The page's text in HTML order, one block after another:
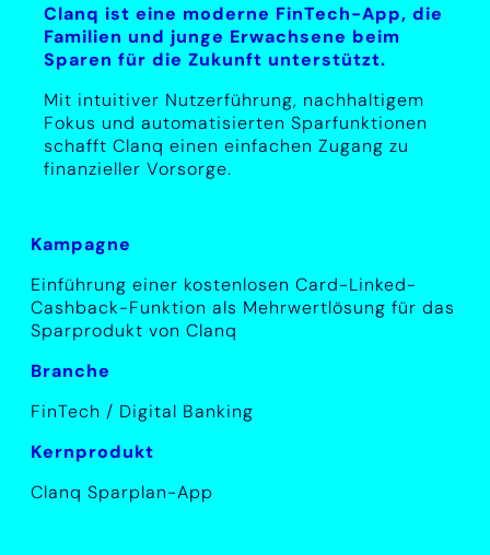
Clanq ist eine moderne FinTech-App, die
Familien und junge Erwachsene beim
Sparen für die Zukunft unterstützt.
Mit intuitiver Nutzerführung, nachhaltigem
Fokus und automatisierten Sparfunktionen
schafft Clanq einen einfachen Zugang zu
finanzieller Vorsorge.
Kampagne
Einführung einer kostenlosen Card-Linked-
Cashback-Funktion als Mehrwertlösung für das
Sparprodukt von Clanq
Branche
FinTech / Digital Banking
Kernprodukt
Clanq Sparplan-App